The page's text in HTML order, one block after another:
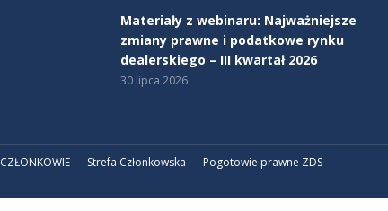
Materiały z webinaru: Najważniejsze
zmiany prawne i podatkowe rynku
dealerskiego – III kwartał 2026
30 lipca 2026
CZŁONKOWIE Strefa Członkowska
Pogotowie prawne ZDS